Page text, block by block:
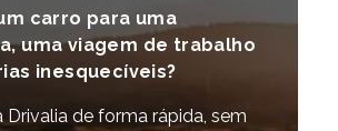
carro para uma
uma viagem de trabalho
inesquecíveis?
Drivalia de forma rápida, sem